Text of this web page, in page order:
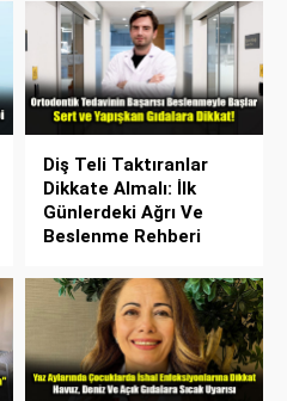
Diş Teli Taktıranlar
Dikkate Almalı: İlk
Günlerdeki Ağrı Ve
Beslenme Rehberi